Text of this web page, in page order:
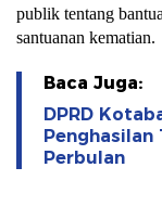
publik tentang
santuanan kematian.
Baca Juga:
DPRD
Penghasilan
Perbulan